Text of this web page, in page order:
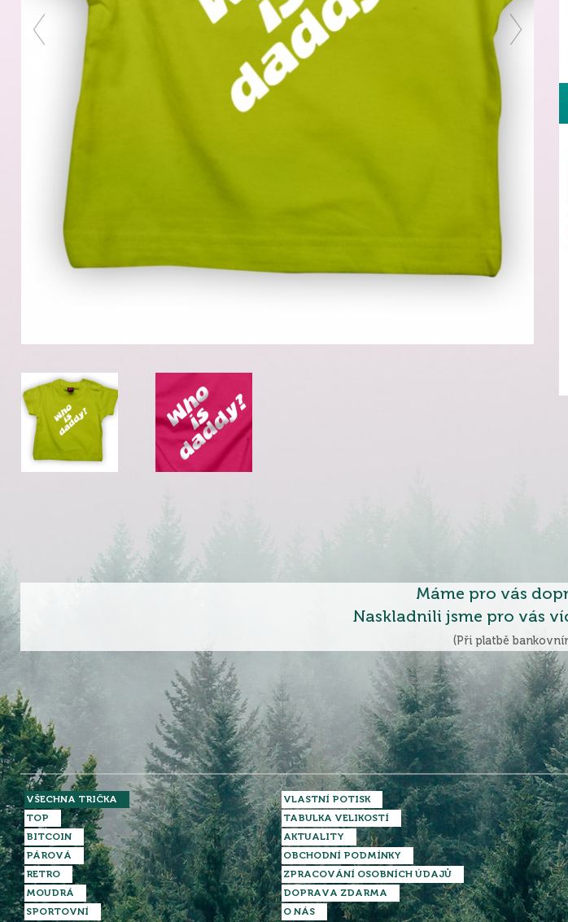
Máme pro vás
Naskladnili jsme pro vás
(Při platbě
VŠECHNA TRIČKA
TOP
BITCOIN
PÁROVÁ
RETRO
MOUDRÁ
SPORTOVNÍ
VLASTNÍ POTISK
TABULKA VELIKOSTÍ
AKTUALITY
OBCHODNÍ PODMÍNKY
ZPRACOVÁNÍ OSOBNÍCH ÚDAJŮ
DOPRAVA ZDARMA
O NÁS